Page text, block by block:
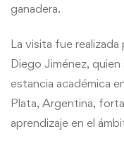
ganadera.
La visita fue
Diego Jiménez,
estancia académica
Plata, Argentina,
aprendizaje en el